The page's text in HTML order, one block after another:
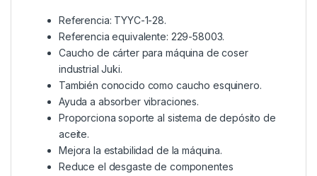
Referencia: TYYC-1-28.
Referencia equivalente: 229-58003.
Caucho de cárter para máquina de coser
industrial Juki.
También conocido como caucho esquinero.
Ayuda a absorber vibraciones.
Proporciona soporte al sistema de depósito de
aceite.
Mejora la estabilidad de la máquina.
Reduce el desgaste de componentes